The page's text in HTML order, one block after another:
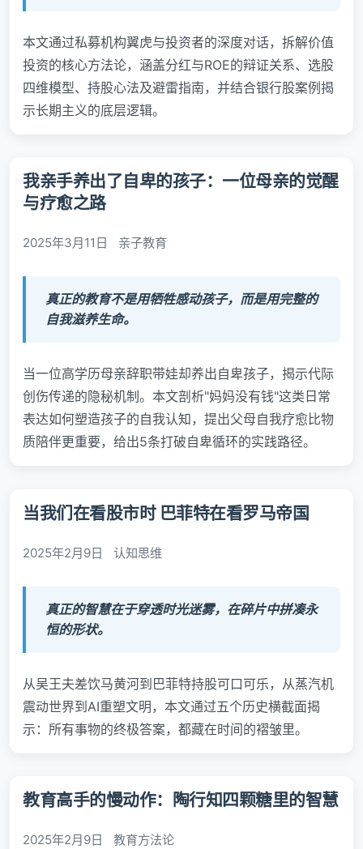
本文通过私募机构翼虎与投资者的深度对话，拆解价值
投资的核心方法论，涵盖分红与ROE的辩证关系、选股
四维模型、持股心法及避雷指南，并结合银行股案例揭
示长期主义的底层逻辑。
我亲手养出了自卑的孩子：一位母亲的觉醒
与疗愈之路
2025年3月11日 亲子教育
真正的教育不是用牺牲感动孩子，而是用完整的
自我滋养生命。
当一位高学历母亲辞职带娃却养出自卑孩子，揭示代际
创伤传递的隐秘机制。本文剖析"妈妈没有钱"这类日常
表达如何塑造孩子的自我认知，提出父母自我疗愈比物
质陪伴更重要，给出5条打破自卑循环的实践路径。
当我们在看股市时 巴菲特在看罗马帝国
2025年2月9日 认知思维
真正的智慧在于穿透时光迷雾，在碎片中拼凑永
恒的形状。
从吴王夫差饮马黄河到巴菲特持股可口可乐，从蒸汽机
震动世界到AI重塑文明，本文通过五个历史横截面揭
示：所有事物的终极答案，都藏在时间的褶皱里。
教育高手的慢动作：陶行知四颗糖里的智慧
2025年2月9日 教育方法论